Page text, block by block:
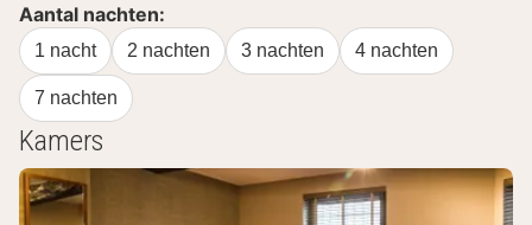
Aantal nachten:
1 nacht 2 nachten 3 nachten 4 nachten
7 nachten
Kamers